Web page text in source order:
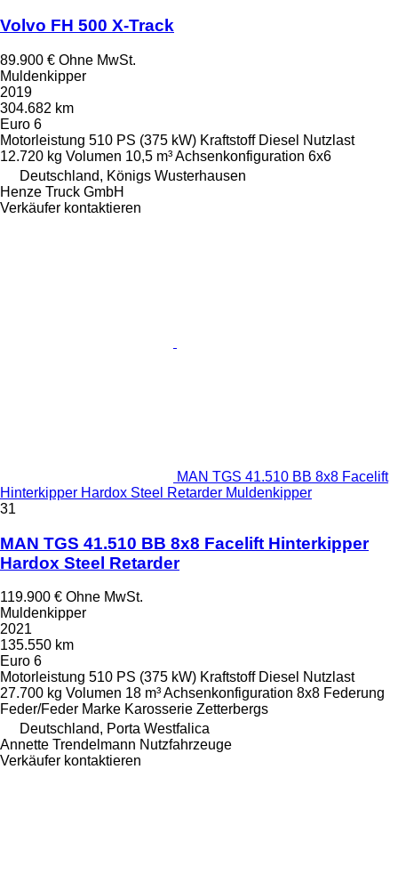
Volvo FH 500 X-Track
89.900 € Ohne MwSt.
Muldenkipper
2019
304.682 km
Euro 6
Motorleistung 510 PS (375 kW) Kraftstoff Diesel Nutzlast
12.720 kg Volumen 10,5 m³Achsenkonfiguration 6x6
Deutschland, Königs Wusterhausen
Henze Truck GmbH
Verkäufer kontaktieren
MAN TGS 41.510 BB 8x8 Facelift
Hinterkipper Hardox Steel Retarder Muldenkipper
31
MAN TGS 41.510 BB 8x8 Facelift Hinterkipper
Hardox Steel Retarder
119.900 € Ohne MwSt.
Muldenkipper
2021
135.550 km
Euro 6
Motorleistung 510 PS (375 kW) Kraftstoff Diesel Nutzlast
27.700 kg Volumen 18 m³Achsenkonfiguration 8x8 Federung
Feder/Feder Marke Karosserie Zetterbergs
Deutschland, Porta Westfalica
Annette Trendelmann Nutzfahrzeuge
Verkäufer kontaktieren